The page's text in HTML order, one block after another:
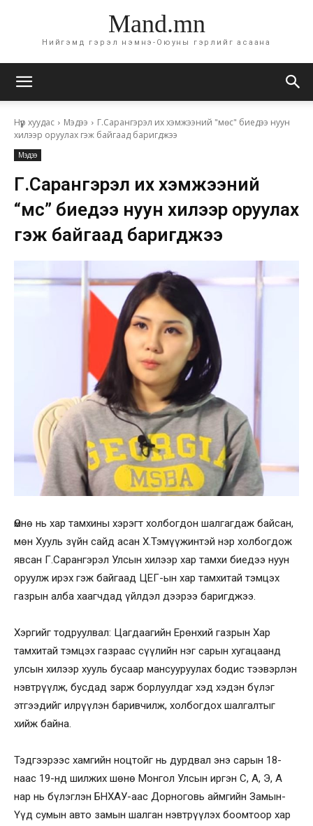
Mand.mn
Нийгэмд гэрэл нэмнэ-Оюуны гэрлийг асаана
Нүүр хуудас Мэдээ
Г.Сарангэрэл их хэмжээний "мөс" биедээ нуун
хилээр оруулах гэж байгаад баригджээ
Мэдээ
Г.Сарангэрэл их хэмжээний
“мөс” биедээ нуун хилээр оруулах
гэж байгаад баригджээ
Өмнө нь хар тамхины хэрэгт холбогдон шалгагдаж байсан,
мөн Хууль зүйн сайд асан Х.Тэмүүжинтэй нэр холбогдож
явсан Г.Сарангэрэл Улсын хилээр хар тамхи биедээ нуун
оруулж ирэх гэж байгаад ЦЕГ-ын хар тамхитай тэмцэх
газрын алба хаагчдад үйлдэл дээрээ баригджээ.
Хэргийг тодруулвал: Цагдаагийн Ерөнхий газрын Хар
тамхитай тэмцэх газраас сүүлийн нэг сарын хугацаанд
улсын хилээр хууль бусаар мансууруулах бодис тээвэрлэн
нэвтрүүлж, бусдад зарж борлуулдаг хэд хэдэн бүлэг
этгээдийг илрүүлэн баривчилж, холбогдох шалгалтыг
хийж байна.
Тэдгээрээс хамгийн ноцтойг нь дурдвал энэ сарын 18-
наас 19-нд шилжих шөнө Монгол Улсын иргэн С, А, Э, А
нар нь бүлэглэн БНХАУ-аас Дорноговь аймгийн Замын-
Үүд сумын авто замын шалган нэвтрүүлэх боомтоор хар